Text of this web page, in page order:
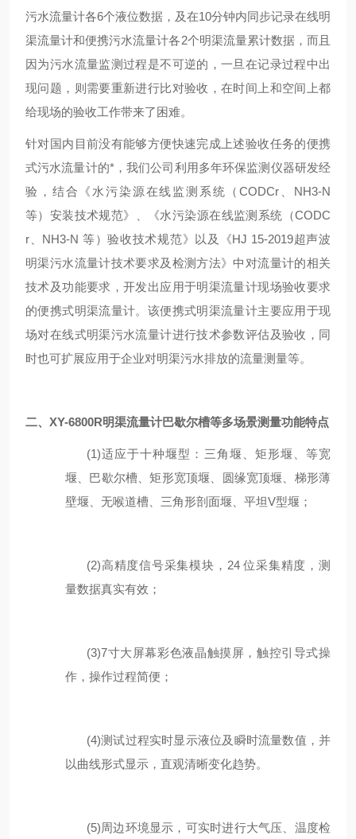
污水流量计各6个液位数据，及在10分钟内同步记录在线明
渠流量计和便携污水流量计各2个明渠流量累计数据，而且
因为污水流量监测过程是不可逆的，一旦在记录过程中出
现问题，则需要重新进行比对验收，在时间上和空间上都
给现场的验收工作带来了困难。
针对国内目前没有能够方便快速完成上述验收任务的便携
式污水流量计的*，我们公司利用多年环保监测仪器研发经
验，结合《水污染源在线监测系统（CODCr、NH3-N
等）安装技术规范》、《水污染源在线监测系统（CODC
r、NH3-N 等）验收技术规范》以及《HJ 15-2019超声波
明渠污水流量计技术要求及检测方法》中对流量计的相关
技术及功能要求，开发出应用于明渠流量计现场验收要求
的便携式明渠流量计。该便携式明渠流量计主要应用于现
场对在线式明渠污水流量计进行技术参数评估及验收，同
时也可扩展应用于企业对明渠污水排放的流量测量等。
二、 XY-6800R明渠流量计巴歇尔槽等多场景测量功能特点
(1)适应于十种堰型：三角堰、矩形堰、等宽
堰、巴歇尔槽、矩形宽顶堰 圆缘宽顶堰
梯形薄
壁堰
无喉道槽 三角形剖面堰 平坦V型堰 ；
(2)高精度信号采集模块， 24 位采集精度，测
量数据真实有效；
(3)7寸大屏幕彩色液晶触摸屏，触控引导式操
作，操作过程简便；
(4)测试过程实时显示液位及瞬时流量数值，并
以曲线形式显示，直观清晰变化趋势。
(5)周边环境显示，可实时进行大气压、温度检